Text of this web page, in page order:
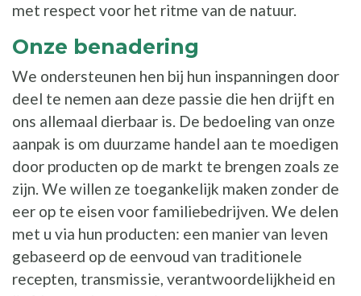
met respect voor het ritme van de natuur.
Onze benadering
We ondersteunen hen bij hun inspanningen door
deel te nemen aan deze passie die hen drijft en
ons allemaal dierbaar is. De bedoeling van onze
aanpak is om duurzame handel aan te moedigen
door producten op de markt te brengen zoals ze
zijn. We willen ze toegankelijk maken zonder de
eer op te eisen voor familiebedrijven. We delen
met u via hun producten: een manier van leven
gebaseerd op de eenvoud van traditionele
recepten, transmissie, verantwoordelijkheid en